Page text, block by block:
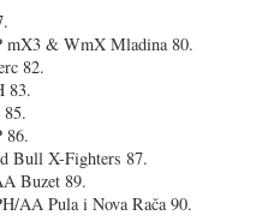
mX3 & WmX Mladina 80.
82.
83.
85.
86.
Bull X-Fighters 87.
Buzet 89.
AA Pula i Nova Rača 90.